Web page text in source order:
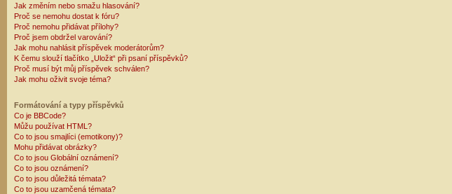
Jak změním nebo smažu hlasování?
Proč se nemohu dostat k fóru?
Proč nemohu přidávat přílohy?
Proč jsem obdržel varování?
Jak mohu nahlásit příspěvek moderátorům?
K čemu slouží tlačítko „Uložit“ při psaní příspěvků?
Proč musí být můj příspěvek schválen?
Jak mohu oživit svoje téma?
Formátování a typy příspěvků
Co je BBCode?
Můžu používat HTML?
Co to jsou smajlíci (emotikony)?
Mohu přidávat obrázky?
Co to jsou Globální oznámení?
Co to jsou oznámení?
Co to jsou důležitá témata?
Co to jsou uzamčená témata?